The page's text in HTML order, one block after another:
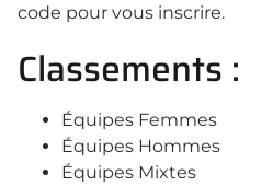
code pour vous inscrire.
Classements :
Équipes Femmes
Équipes Hommes
Équipes Mixtes